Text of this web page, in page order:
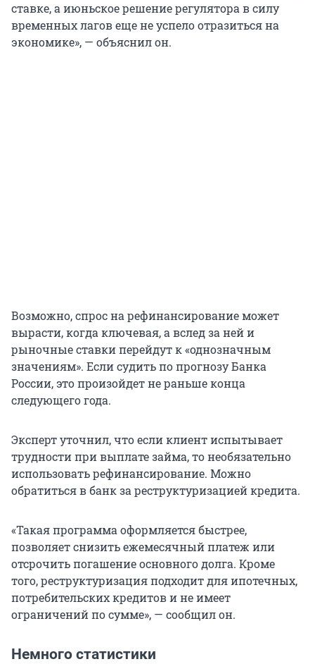
ставке, а июньское решение регулятора в силу
временных лагов еще не успело отразиться на
экономике», — объяснил он.
Возможно, спрос на рефинансирование может
вырасти, когда ключевая, а вслед за ней и
рыночные ставки перейдут к «однозначным
значениям». Если судить по прогнозу Банка
России, это произойдет не раньше конца
следующего года.
Эксперт уточнил, что если клиент испытывает
трудности при выплате займа, то необязательно
использовать рефинансирование. Можно
обратиться в банк за реструктуризацией кредита.
«Такая программа оформляется быстрее,
позволяет снизить ежемесячный платеж или
отсрочить погашение основного долга. Кроме
того, реструктуризация подходит для ипотечных,
потребительских кредитов и не имеет
ограничений по сумме», — сообщил он.
Немного статистики